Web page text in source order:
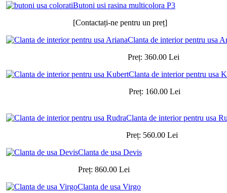
Butoni usi rasina multicolora P3
[Contactați-ne pentru un preț]
Clanta de interior pentru usa
Preț: 360.00 Lei
Clanta de interior pentru usa
Preț: 160.00 Lei
Clanta de interior pentru usa
Preț: 560.00 Lei
Clanta de usa Devis
Preț: 860.00 Lei
Clanta de usa Virgo